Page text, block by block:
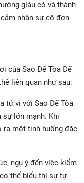
giàu có và thành
nhận sự cô đơn
của Sao Đế Tòa Đế
liên quan như sau:
tử vi với Sao Đế Tòa
sự lớn mạnh. Khi
ra một tình huống đặc
ngụ ý đến việc kiểm
thể biểu thị sự tự